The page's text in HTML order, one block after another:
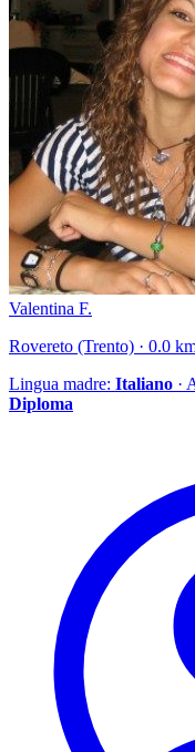
Valentina F.
Rovereto (Trento) · 0.0
Lingua madre: Italiano ·
Diploma